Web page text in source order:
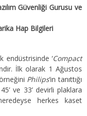
Güvenliği Gurusu ve
Hap Bilgileri
endüstrisinde ‘Compact
İlk olarak 1 Ağustos
Philips’in tanıttığı
ve 33’ devirli plaklara
herkes kaset